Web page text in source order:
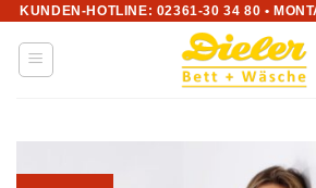
Zum
Inhalt
springen
KUNDEN-HOTLINE: 02361-30 34 80 •